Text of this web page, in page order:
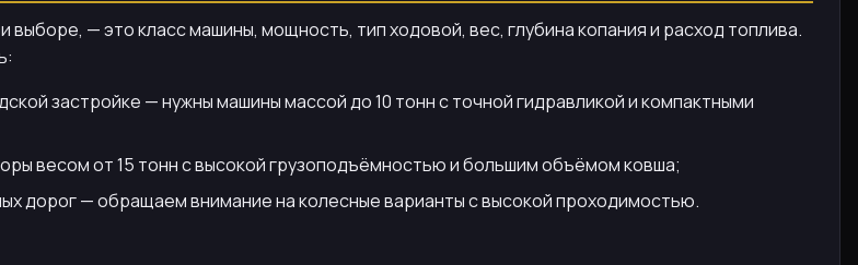
— это класс машины, мощность, тип ходовой, вес, глубина копания и расход топлива.
застройке — нужны машины массой до 10 тонн с точной гидравликой и компактными
весом от 15 тонн с высокой грузоподъёмностью и большим объёмом ковша;
дорог — обращаем внимание на колесные варианты с высокой проходимостью.